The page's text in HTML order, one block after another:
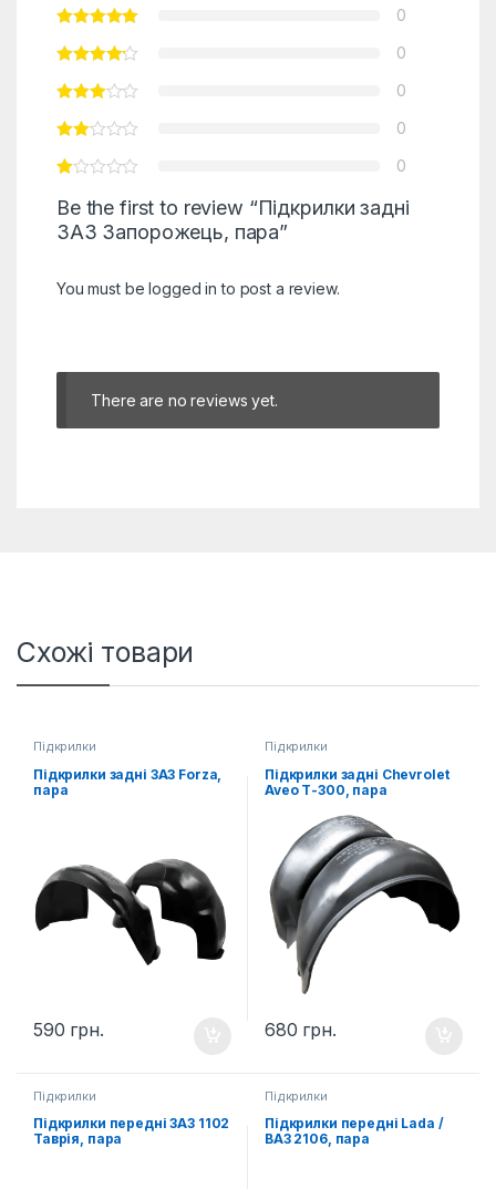
0
0
0
0
0
Be the first to review “Підкрилки задні
ЗАЗ Запорожець, пара”
You must belogged in to post a review.
There are no reviews yet.
Схожі товари
Підкрилки
Підкрилки задні ЗАЗ Forza,
пара
590 грн.
Підкрилки
Підкрилки задні Chevrolet
Aveo Т-300, пара
680 грн.
Підкрилки
Підкрилки передні ЗАЗ 1102
Таврія, пара
Підкрилки
Підкрилки передні Lada /
ВАЗ 2106, пара